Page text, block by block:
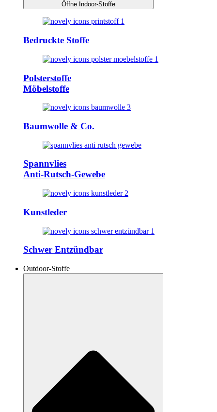
Öffne Indoor-Stoffe
Bedruckte Stoffe
Polsterstoffe
Möbelstoffe
Baumwolle & Co.
Spannvlies
Anti-Rutsch-Gewebe
Kunstleder
Schwer Entzündbar
Outdoor-Stoffe